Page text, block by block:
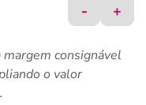
-
+
consignável
o valor